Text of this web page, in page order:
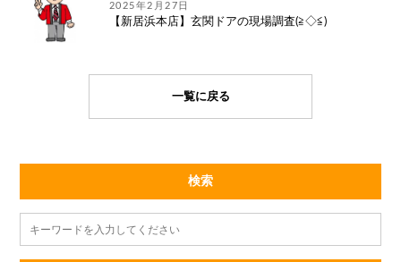
2025年2月27日
【新居浜本店】玄関ドアの現場調査(≧◇≦)
一覧に戻る
検索